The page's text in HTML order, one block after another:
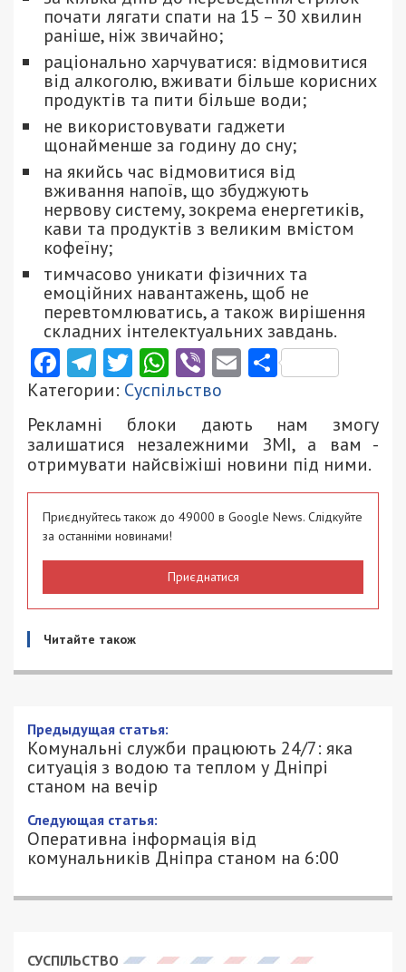
почати лягати спати на 15 – 30 хвилин
раніше, ніж звичайно;
раціонально харчуватися: відмовитися
від алкоголю, вживати більше корисних
продуктів та пити більше води;
не використовувати гаджети
щонайменше за годину до сну;
на якийсь час відмовитися від
вживання напоїв, що збуджують
нервову систему, зокрема енергетиків,
кави та продуктів з великим вмістом
кофеїну;
тимчасово уникати фізичних та
емоційних навантажень, щоб не
перевтомлюватись, а також вирішення
складних інтелектуальних завдань.
Facebook
Telegram
Twitter
WhatsApp
ViberEmail
Категории: Суспільство
Рекламні блоки дають нам змогу
залишатися незалежними ЗМІ, а вам -
отримувати найсвіжіші новини під ними.
Приєднуйтесь також до 49000 в Google News. Слідкуйте
за останніми новинами!
Приєднатися
Читайте також
Предыдущая статья:
Комунальні служби працюють 24/7: яка
ситуація з водою та теплом у Дніпрі
станом на вечір
Следующая статья:
Оперативна інформація від
комунальників Дніпра станом на 6:00
СУСПІЛЬСТВО